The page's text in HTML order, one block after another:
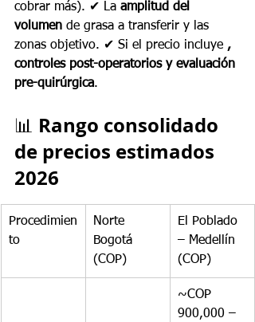
cobrar más). ✔ La amplitud del
volumen de grasa a transferir y las
zonas objetivo. ✔ Si el precio incluye ,
controles post-operatorios y evaluación
pre-quirúrgica.
📊 Rango consolidado
de precios estimados
2026
Procedimien
to
Norte
Bogotá
(COP)
El Poblado
– Medellín
(COP)
~COP
900,000 –